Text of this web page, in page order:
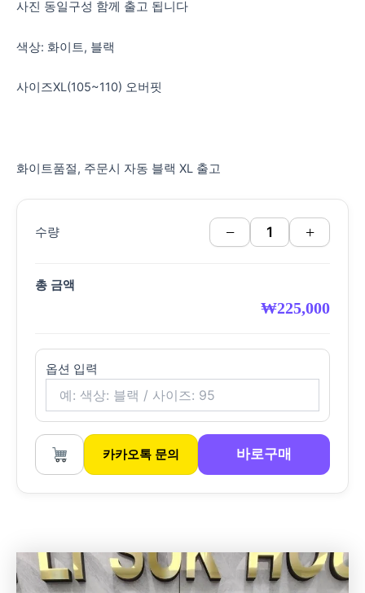
사진 동일구성 함께 출고 됩니다
색상: 화이트, 블랙
사이즈XL(105~110) 오버핏
화이트품절, 주문시 자동 블랙 XL 출고
수량 − +
총 금액
₩225,000
옵션 입력
카카오톡 문의 바로구매